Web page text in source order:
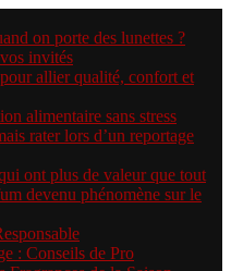
on porte des lunettes ?
invités
allier qualité, confort et
alimentaire sans stress
rater lors d’un reportage
ont plus de valeur que tout
devenu phénomène sur le
: Conseils de Pro